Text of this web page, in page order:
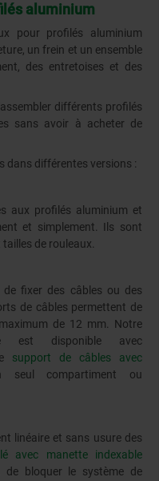
aluminium
pour profilés aluminium
un frein et un ensemble
des entretoises et des
différents profilés
sans avoir à acheter de
dans différentes versions :
aux profilés aluminium et
et simplement. Ils sont
de rouleaux.
fixer des câbles ou des
de câbles permettent de
de 12 mm. Notre
est disponible avec
support de câbles avec
compartiment ou
linéaire et sans usure des
avec manette indexable
bloquer le système de